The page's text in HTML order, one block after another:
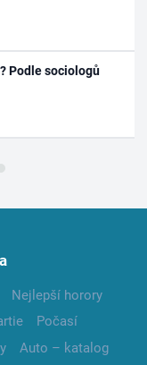
Podle sociologů
Nejlepší horory
Počasí
Auto – katalog